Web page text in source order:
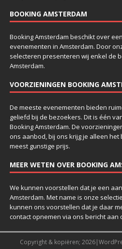
BOOKING AMSTERDAM
Booking Amsterdam beschikt over
evenementen in Amsterdam. Door
selecteren presenteren wij enkel de
Amsterdam.
VOORZIENINGEN BOOKING
De meeste evenementen bieden
geliefd bij de bezoekers. Dit is één
Booking Amsterdam. De
ons aanbod, bij ons krijg je alleen
meest gunstige prijs.
MEER WETEN OVER BOOKING
We kunnen voorstellen dat je een
Amsterdam. Met name is onze
kunnen ons voorstellen dat je daar
contact opnemen via ons bericht aan
Copyright & kopiëren;